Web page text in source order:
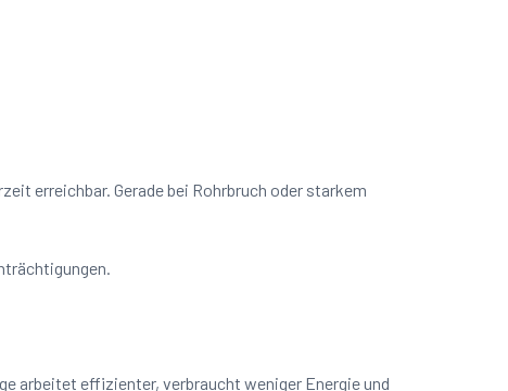
erreichbar. Gerade bei Rohrbruch oder starkem
arbeitet effizienter, verbraucht weniger Energie und